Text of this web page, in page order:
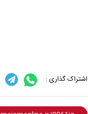
اشتراک گذاری :
صفحات نخست روزنامه ها‌ی